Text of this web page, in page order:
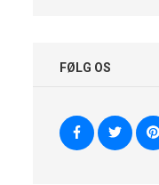
FØLG OS